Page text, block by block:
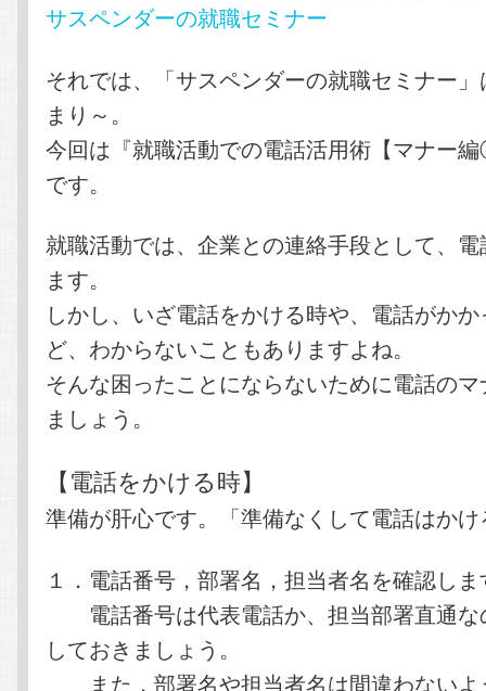
サスペンダーの就職セミナー
それでは、「サスペンダーの就職セミナー
まり～。
今回は『就職活動での電話活用術【マナー
です。
就職活動では、企業との連絡手段として、
ます。
しかし、いざ電話をかける時や、電話がか
ど、わからないこともありますよね。
そんな困ったことにならないために電話の
ましょう。
【電話をかける時】
準備が肝心です。「準備なくして電話はか
１．電話番号，部署名，担当者名を確認し
電話番号は代表電話か、担当部署直通な
しておきましょう。
また，部署名や担当者名は間違わないよ